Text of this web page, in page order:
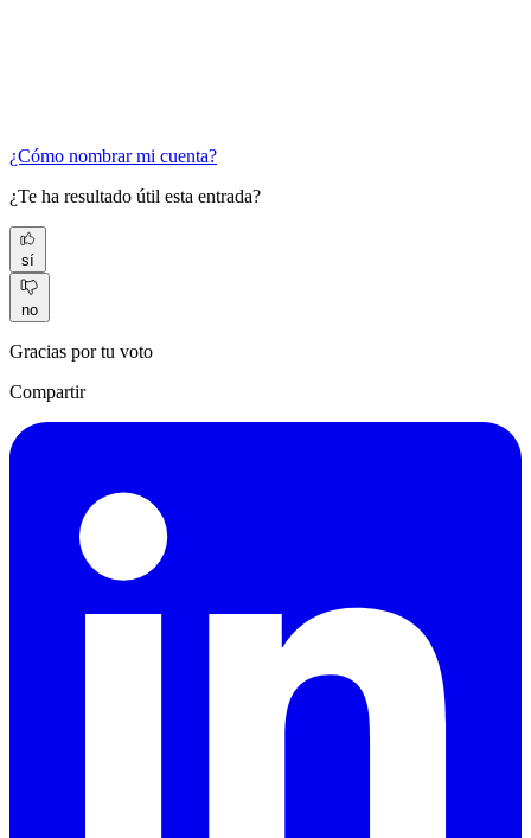
¿Cómo nombrar mi cuenta?
¿Te ha resultado útil esta entrada?
sí
no
Gracias por tu voto
Compartir